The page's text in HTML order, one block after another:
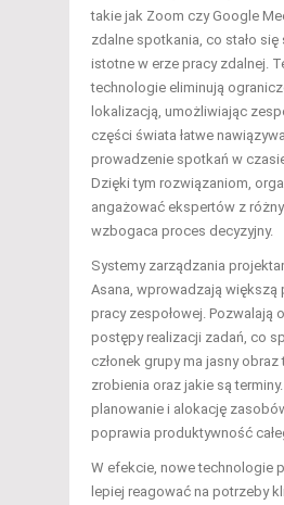
takie jak Zoom czy Google
zdalne spotkania, co stało
istotne w erze pracy zdalnej.
technologie eliminują
lokalizacją, umożliwiając
części świata łatwe
prowadzenie spotkań w
Dzięki tym rozwiązaniom,
angażować ekspertów z
wzbogaca proces decyzyjny.
Systemy zarządzania
Asana, wprowadzają większą
pracy zespołowej. Pozwalają
postępy realizacji zadań, co
członek grupy ma jasny
zrobienia oraz jakie są terminy.
planowanie i alokację
poprawia produktywność
W efekcie, nowe technologie
lepiej reagować na potrzeby